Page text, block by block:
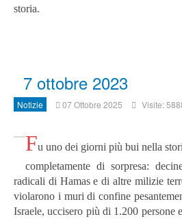
storia.
7 ottobre 2023
Notizie 07 Ottobre 2025 Visite:
Fu uno dei giorni più bui nella
completamente di sorpresa:
radicali di Hamas e di altre milizie
violarono i muri di confine
Israele, uccisero più di 1.200 persone